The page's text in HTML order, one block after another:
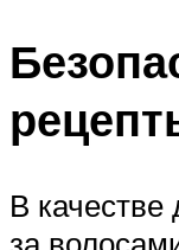
В качестве